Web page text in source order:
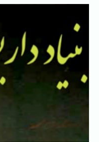
پرش
محتوا